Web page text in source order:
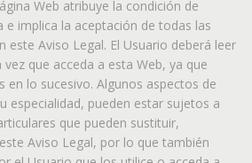
Web atribuye la condición de
e implica la aceptación de todas las
este Aviso Legal. El Usuario deberá leer
que acceda a esta Web, ya que
en lo sucesivo. Algunos aspectos de
especialidad, pueden estar sujetos a
que pueden sustituir,
Aviso Legal, por lo que también